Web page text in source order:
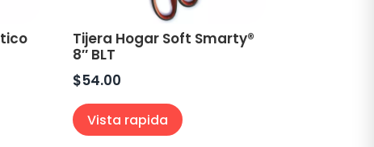
Tijera Hogar Soft Smarty®
8″ BLT
$54.00
Vista rapida